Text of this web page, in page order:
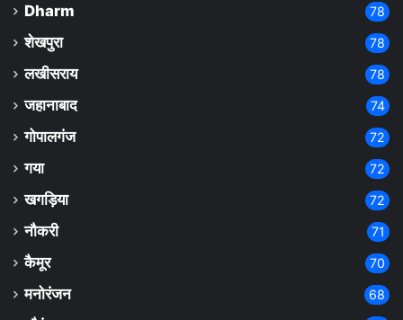
Dharm 78
शेखपुरा 78
लखीसराय 78
जहानाबाद 74
गोपालगंज 72
गया 72
खगड़िया 72
नौकरी 71
कैमूर 70
मनोरंजन 68